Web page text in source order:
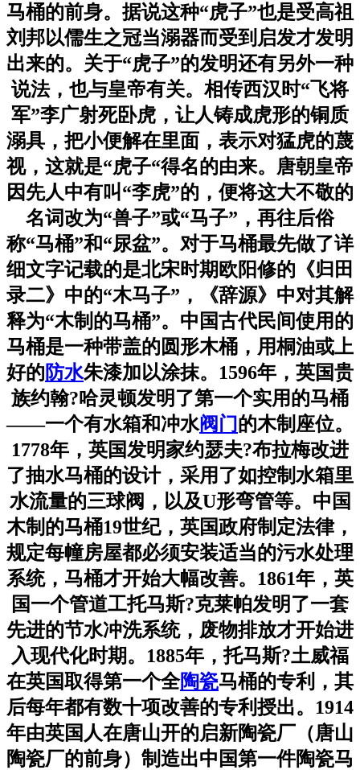
马桶的前身。据说这种“虎子”也是受高祖
刘邦以儒生之冠当溺器而受到启发才发明
出来的。关于“虎子”的发明还有另外一种
说法，也与皇帝有关。相传西汉时“飞将
军”李广射死卧虎，让人铸成虎形的铜质
溺具，把小便解在里面，表示对猛虎的蔑
视，这就是“虎子“得名的由来。唐朝皇帝
因先人中有叫“李虎”的，便将这大不敬的
名词改为“兽子”或“马子”，再往后俗
称“马桶”和“尿盆”。对于马桶最先做了详
细文字记载的是北宋时期欧阳修的《归田
录二》中的“木马子”，《辞源》中对其解
释为“木制的马桶”。中国古代民间使用的
马桶是一种带盖的圆形木桶，用桐油或上
好的防水朱漆加以涂抹。1596年，英国贵
族约翰?哈灵顿发明了第一个实用的马桶
——一个有水箱和冲水阀门的木制座位。
1778年，英国发明家约瑟夫?布拉梅改进
了抽水马桶的设计，采用了如控制水箱里
水流量的三球阀，以及U形弯管等。中国
木制的马桶19世纪，英国政府制定法律，
规定每幢房屋都必须安装适当的污水处理
系统，马桶才开始大幅改善。1861年，英
国一个管道工托马斯?克莱帕发明了一套
先进的节水冲洗系统，废物排放才开始进
入现代化时期。1885年，托马斯?土威福
在英国取得第一个全陶瓷马桶的专利，其
后每年都有数十项改善的专利授出。1914
年由英国人在唐山开的启新陶瓷厂（唐山
陶瓷厂的前身）制造出中国第一件陶瓷马